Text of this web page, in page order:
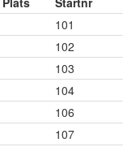
101
102
103
104
106
107